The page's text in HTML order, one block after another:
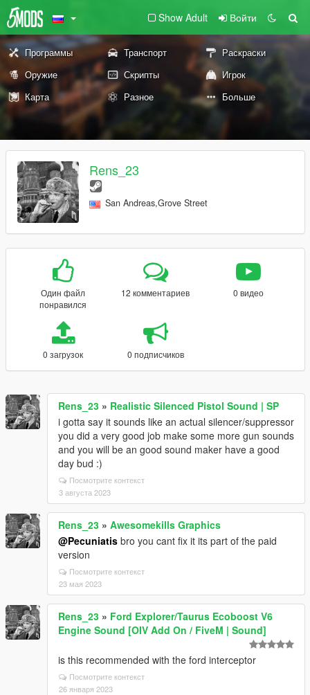
Show Adult Войти
Программы Транспорт
Раскраски
Оружие
Скрипты
Игрок
Карта
Разное Больше
Rens_23
San Andreas,Grove Street
Один файл
понравился
12 комментариев 0 видео
0 загрузок 0 подписчиков
Rens_23 » Realistic Silenced Pistol Sound | SP
i gotta say it sounds like an actual silencer/suppressor
you did a very good job make some more gun sounds
and you will be an good sound maker have a good
day bud :)
Посмотрите контекст
3 августа 2023
Rens_23 » Awesomekills Graphics
@Pecuniatis bro you cant fix it its part of the paid
version
Посмотрите контекст
23 мая 2023
Rens_23 » Ford Explorer/Taurus Ecoboost V6
Engine Sound [OIV Add On / FiveM | Sound]
is this recommended with the ford interceptor
Посмотрите контекст
26 января 2023